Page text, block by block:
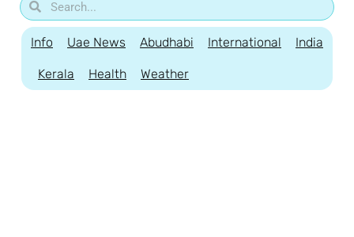
Info Uae News Abudhabi International India
Kerala Health Weather